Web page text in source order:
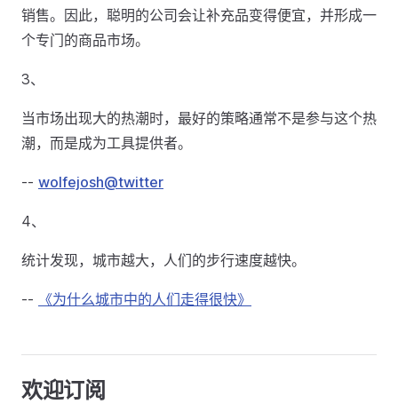
销售。因此，聪明的公司会让补充品变得便宜，并形成一
个专门的商品市场。
3、
当市场出现大的热潮时，最好的策略通常不是参与这个热
潮，而是成为工具提供者。
-- wolfejosh@twitter
4、
统计发现，城市越大，人们的步行速度越快。
-- 《为什么城市中的人们走得很快》
欢迎订阅